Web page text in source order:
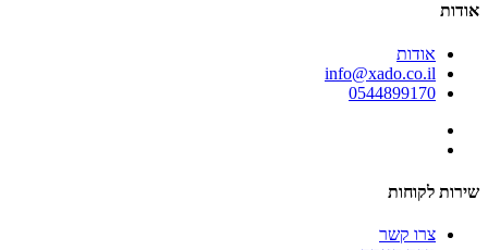
אודות
אודות
info@xado.co.il
0544899170
שירות לקוחות
צרו קשר